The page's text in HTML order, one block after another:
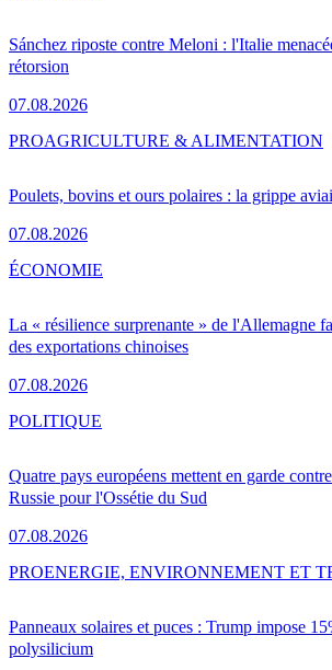
Sánchez riposte contre Meloni : l'Italie
rétorsion
07.08.2026
Poulets, bovins et ours polaires : la grippe
07.08.2026
PROAGRICULTURE & ALIMENTATION
La « résilience surprenante » de l'Allemagne
des exportations chinoises
07.08.2026
ÉCONOMIE
Quatre pays européens mettent en garde
Russie pour l'Ossétie du Sud
07.08.2026
POLITIQUE
Panneaux solaires et puces : Trump impose
polysilicium
PROENERGIE, ENVIRONNEMENT ET